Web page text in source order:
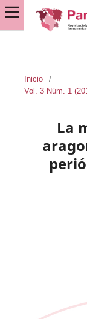
Inicio /
Vol. 3 Núm. 1
La